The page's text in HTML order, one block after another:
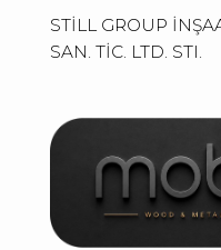
STİLL GROUP
SAN. TİC. LTD. STI.